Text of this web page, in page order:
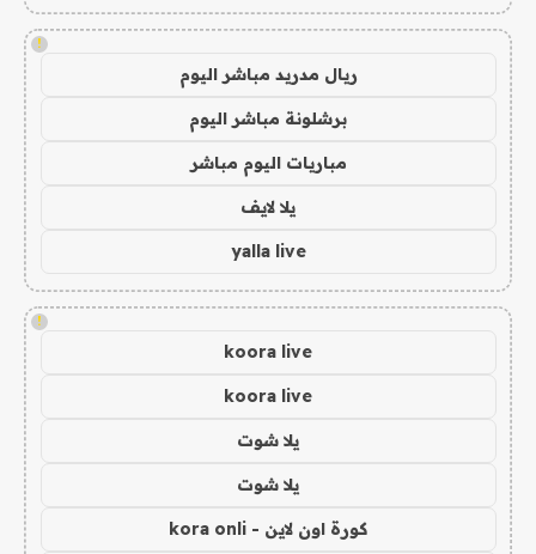
!
ريال مدريد مباشر اليوم
برشلونة مباشر اليوم
مباريات اليوم مباشر
يلا لايف
yalla live
!
koora live
koora live
يلا شوت
يلا شوت
كورة اون لاين - kora onli